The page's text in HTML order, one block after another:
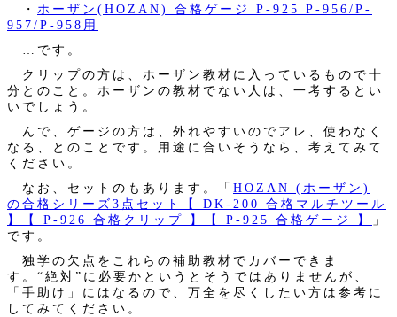
・ ホーザン(HOZAN) 合格ゲージ P-925 P-956/P-
957/P-958用
…です。
クリップの方は、ホーザン教材に入っているもので十
分とのこと。ホーザンの教材でない人は、一考するとい
いでしょう。
んで、ゲージの方は、外れやすいのでアレ、使わなく
なる、とのことです。用途に合いそうなら、考えてみて
ください。
なお、セットのもあります。「 HOZAN (ホーザン)
の合格シリーズ3点セット【 DK-200 合格マルチツール
】【 P-926 合格クリップ 】【 P-925 合格ゲージ 】
」
です。
独学の欠点をこれらの補助教材でカバーできま
す。“絶対”に必要かというとそうではありませんが、
「手助け」にはなるので、万全を尽くしたい方は参考に
してみてください。